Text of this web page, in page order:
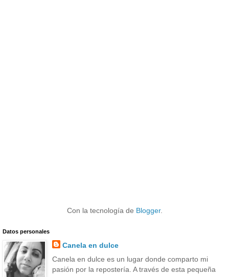
Con la tecnología de Blogger.
Datos personales
Canela en dulce
Canela en dulce es un lugar donde comparto mi
pasión por la repostería. A través de esta pequeña